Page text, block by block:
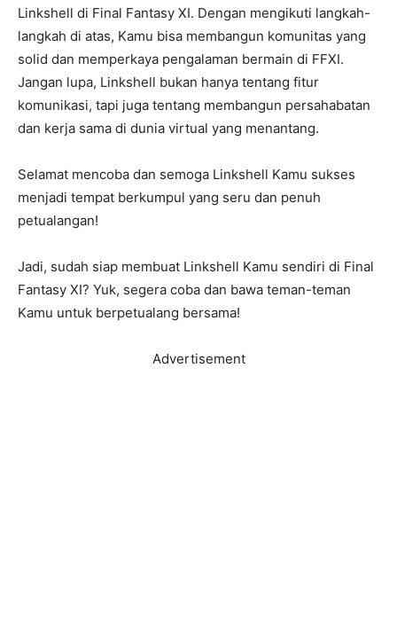
Linkshell di Final Fantasy XI. Dengan mengikuti langkah-
langkah di atas, Kamu bisa membangun komunitas yang
solid dan memperkaya pengalaman bermain di FFXI.
Jangan lupa, Linkshell bukan hanya tentang fitur
komunikasi, tapi juga tentang membangun persahabatan
dan kerja sama di dunia virtual yang menantang.
Selamat mencoba dan semoga Linkshell Kamu sukses
menjadi tempat berkumpul yang seru dan penuh
petualangan!
Jadi, sudah siap membuat Linkshell Kamu sendiri di Final
Fantasy XI? Yuk, segera coba dan bawa teman-teman
Kamu untuk berpetualang bersama!
Advertisement